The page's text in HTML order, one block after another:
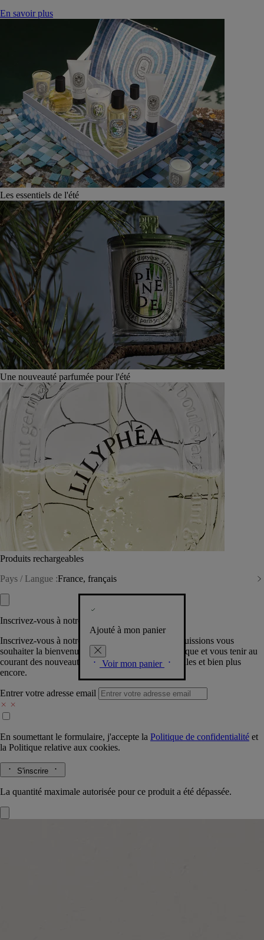
En savoir plus
Les essentiels de l'été
Une nouveauté parfumée pour l'été
Produits rechargeables
Pays / Langue :France, français
Ajouté à mon panier
Voir mon panier
Inscrivez-vous à notre Newsletter
Inscrivez-vous à notre newsletter pour que nous puissions vous
souhaiter la bienvenue dans la communauté Diptyque et vous tenir au
courant des nouveautés, événements, offres spéciales et bien plus
encore.
Entrer votre adresse email
En soumettant le formulaire, j'accepte la Politique de confidentialité et
la Politique relative aux cookies.
S'inscrire
La quantité maximale autorisée pour ce produit a été dépassée.